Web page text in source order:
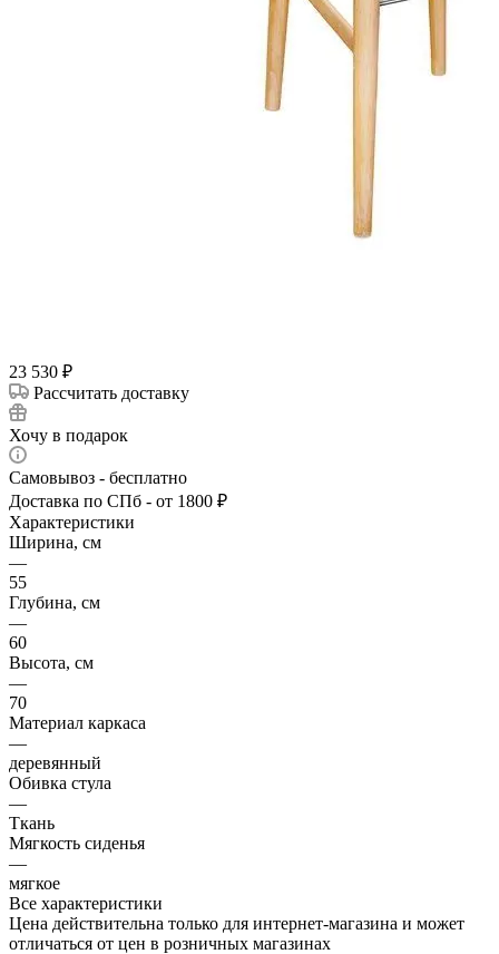
23 530 ₽
Рассчитать доставку
Хочу в подарок
Самовывоз - бесплатно
Доставка по СПб - от 1800 ₽
Характеристики
Ширина, см
—
55
Глубина, см
—
60
Высота, см
—
70
Материал каркаса
—
деревянный
Обивка стула
—
Ткань
Мягкость сиденья
—
мягкое
Все характеристики
Цена действительна только для интернет-магазина и может
отличаться от цен в розничных магазинах